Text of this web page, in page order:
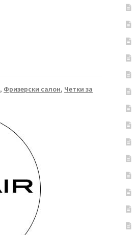
, Фризерски салон, Четки за